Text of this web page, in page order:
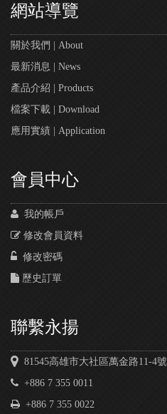
網站導覽
關於我們 | About
最新消息 | News
產品介紹 | Products
檔案下載 | Download
應用實績 | Application
會員中心
我的帳戶
修改會員資料
修改密碼
歷史訂單
聯繫永揚
81545高雄市大社區萬金路11-4號
+886 7 355 0011
+886 7 355 0022